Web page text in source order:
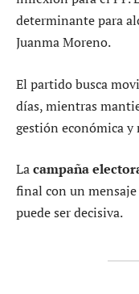
determinante para
Juanma Moreno.
El partido busca
días, mientras
gestión económica
Lacampaña
final con un
puede ser decisiva.